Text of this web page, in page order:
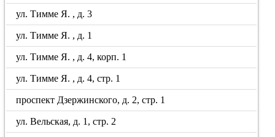
ул. Тимме Я. , д. 3
ул. Тимме Я. , д. 1
ул. Тимме Я. , д. 4, корп. 1
ул. Тимме Я. , д. 4, стр. 1
проспект Дзержинского, д. 2, стр. 1
ул. Вельская, д. 1, стр. 2